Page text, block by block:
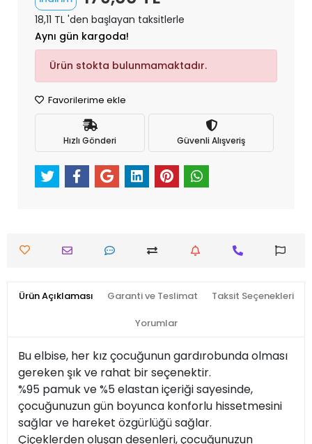
18,11 TL 'den başlayan taksitlerle
Aynı gün kargoda!
Ürün stokta bulunmamaktadır.
Favorilerime ekle
Hızlı Gönderi Güvenli Alışveriş
Ürün Açıklaması Garanti ve Teslimat Taksit Seçenekleri
Yorumlar
Bu elbise, her kız çocuğunun gardırobunda olması
gereken şık ve rahat bir seçenektir.
%95 pamuk ve %5 elastan içeriği sayesinde,
çocuğunuzun gün boyunca konforlu hissetmesini
sağlar ve hareket özgürlüğü sağlar.
Çiçeklerden oluşan desenleri, çocuğunuzun